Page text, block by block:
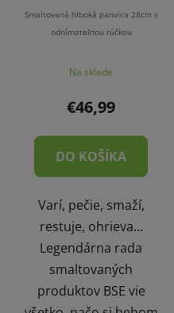
Smaltovaná hlboká panvica 28cm s
odnímateľnou rúčkou
Na sklade
€46,99
DO KOŠÍKA
Varí, pečie, smaží,
restuje, ohrieva...
Legendárna rada
smaltovaných
produktov BSE vie